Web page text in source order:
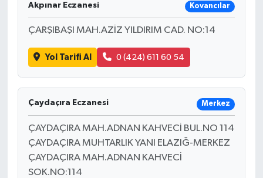
Akpınar Eczanesi Kovancılar
ÇARŞIBAŞI MAH.AZİZ YILDIRIM CAD. NO:14
Yol Tarifi Al 0 (424) 611 60 54
Çaydaçıra Eczanesi Merkez
ÇAYDAÇIRA MAH.ADNAN KAHVECİ BUL.NO 114
ÇAYDAÇIRA MUHTARLIK YANI ELAZIĞ-MERKEZ
ÇAYDAÇIRA MAH.ADNAN KAHVECİ
SOK.NO:114
Oyun
POLİTİKA
RESMİ İLANLAR
SAĞLIK
Spor